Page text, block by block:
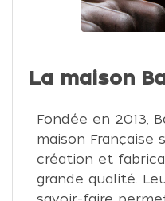
La maison
Fondée en 2013,
maison Française
création et
grande qualité.